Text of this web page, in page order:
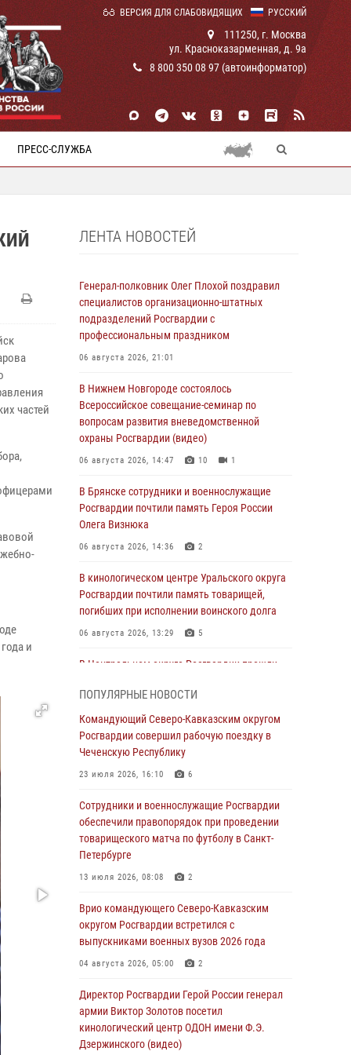
РУССКИЙ
ВЕРСИЯ ДЛЯ СЛАБОВИДЯЩИХ
111250, г. Москва
ул. Красноказарменная, д. 9а
8 800 350 08 97 (автоинформатор)
ПРЕСС-СЛУЖБА
частей
и
ЛЕНТА НОВОСТЕЙ
Генерал-полковник Олег Плохой поздравил
специалистов организационно-штатных
подразделений Росгвардии с
профессиональным праздником
06 августа 2026, 21:01
В Нижнем Новгороде состоялось
Всероссийское совещание-семинар по
вопросам развития вневедомственной
охраны Росгвардии (видео)
06 августа 2026, 14:47 10 1
В Брянске сотрудники и военнослужащие
Росгвардии почтили память Героя России
Олега Визнюка
06 августа 2026, 14:36 2
В кинологическом центре Уральского округа
Росгвардии почтили память товарищей,
погибших при исполнении воинского долга
06 августа 2026, 13:29 5
В Центральном округе Росгвардии прошли
И.К. Яковлева
06 августа 2026, 13:24
Росгвардейцы задержали мужчину,
открывшего стрельбу в Подмосковье (видео)
Росгвардейцы провели выставку вооружения
для участников сбора «Гвардеец» в Пензе
(видео)
06 августа 2026, 12:00
В Курске росгвардейцы приняли участие в
митинге, посвященном второй годовщине
вторжения ВСУ на территорию области
06 августа 2026, 11:56 4
В Санкт-Петербурге наряд Росгвардии
задержал правонарушителя, угрожавшего
подростку травматическим пистолетом
06 августа 2026, 11:33
ПОПУЛЯРНЫЕ НОВОСТИ
Командующий Северо-Кавказским округом
Росгвардии совершил рабочую поездку в
Чеченскую Республику
23 июля 2026, 16:10 6
Сотрудники и военнослужащие Росгвардии
обеспечили правопорядок при проведении
товарищеского матча по футболу в Санкт-
Петербурге
13 июля 2026, 08:08 2
Врио командующего Северо-Кавказским
округом Росгвардии встретился с
выпускниками военных вузов 2026 года
04 августа 2026, 05:00 2
Директор Росгвардии Герой России генерал
армии Виктор Золотов посетил
кинологический центр ОДОН имени Ф.Э.
Дзержинского (видео)